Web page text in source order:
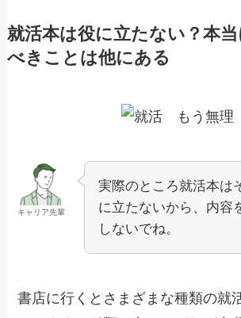
就活本は役に立たない？本
べきことは他にある
キャリア先輩
実際のところ就活本は
に立たないから、内容
しないでね。
書店に行くとさまざまな種類の就